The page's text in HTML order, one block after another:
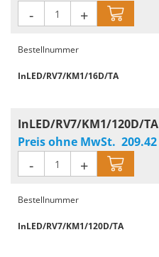
- +
Bestellnummer
InLED/RV7/KM1/16D/TA
InLED/RV7/KM1/120D/TA
Preis ohne MwSt. 209.42
- +
Bestellnummer
InLED/RV7/KM1/120D/TA